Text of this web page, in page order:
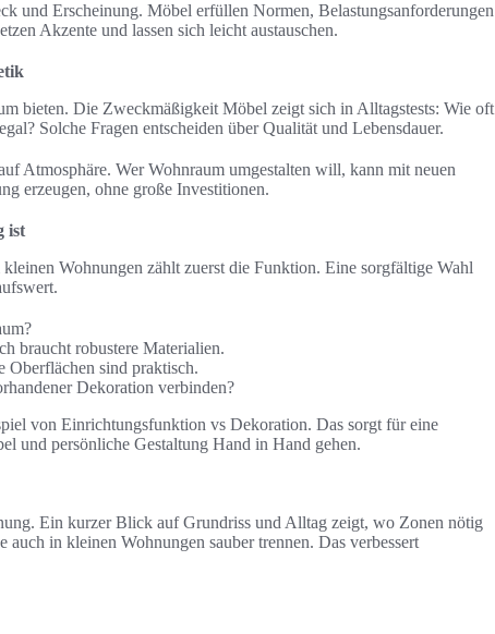
und Erscheinung. Möbel erfüllen Normen, Belastungsanforderungen
Akzente und lassen sich leicht austauschen.
bieten. Die Zweckmäßigkeit Möbel zeigt sich in Alltagstests: Wie oft
Solche Fragen entscheiden über Qualität und Lebensdauer.
Atmosphäre. Wer Wohnraum umgestalten will, kann mit neuen
erzeugen, ohne große Investitionen.
ist
Wohnungen zählt zuerst die Funktion. Eine sorgfältige Wahl
braucht robustere Materialien.
Oberflächen sind praktisch.
Dekoration verbinden?
von Einrichtungsfunktion vs Dekoration. Das sorgt für eine
und persönliche Gestaltung Hand in Hand gehen.
Ein kurzer Blick auf Grundriss und Alltag zeigt, wo Zonen nötig
in kleinen Wohnungen sauber trennen. Das verbessert